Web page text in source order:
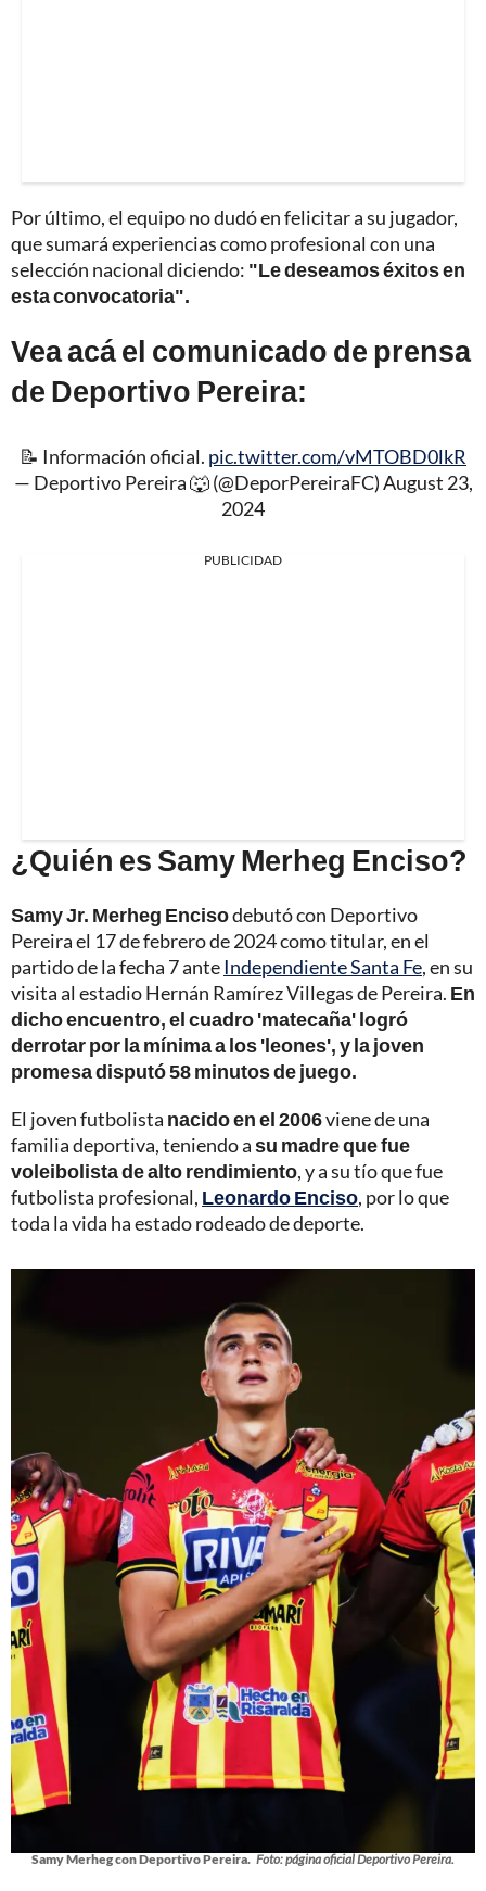
Por último, el equipo no dudó en felicitar a su jugador,
que sumará experiencias como profesional con una
selección nacional diciendo: "Le deseamos éxitos en
esta convocatoria".
Vea acá el comunicado de prensa
de Deportivo Pereira:
📝 Información oficial. pic.twitter.com/vMTOBD0lkR
— Deportivo Pereira 🐺 (@DeporPereiraFC)August 23,
2024
PUBLICIDAD
¿Quién es Samy Merheg Enciso?
Samy Jr. Merheg Encisodebutó con Deportivo
Pereira el 17 de febrero de 2024 como titular, en el
partido de la fecha 7 anteIndependiente Santa Fe, en su
visita al estadio Hernán Ramírez Villegas de Pereira. En
dicho encuentro, el cuadro 'matecaña' logró
derrotar por la mínima a los 'leones', y la joven
promesa disputó 58 minutos de juego.
El joven futbolista nacido en el 2006viene de una
familia deportiva, teniendo asu madre que fue
voleibolista de alto rendimiento, y a su tío que fue
futbolista profesional, Leonardo Enciso, por lo que
toda la vida ha estado rodeado de deporte.
Samy Merheg con Deportivo Pereira. Foto: página oficial Deportivo Pereira.